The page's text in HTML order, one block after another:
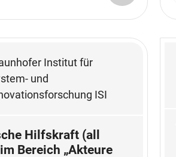
Institut für
und
ISI
Hilfskraft (all
Bereich „Akteure